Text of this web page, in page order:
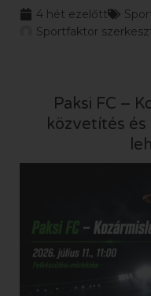
4 hét ezelőtt
Sportfaktor
Paksi FC –
közvetítés